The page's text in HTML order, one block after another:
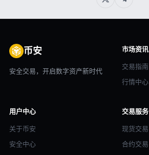
币安
安全交易，开启数字资产新时代
市场资讯
交易指南
行情中心
用户中心
关于币安
安全中心
交易服务
现货交易
合约交易